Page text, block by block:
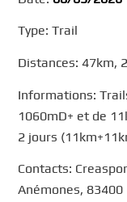
Type: Trail
Distances: 47km,
Informations:
1060mD+ et de
2 jours
Contacts:
Anémones,